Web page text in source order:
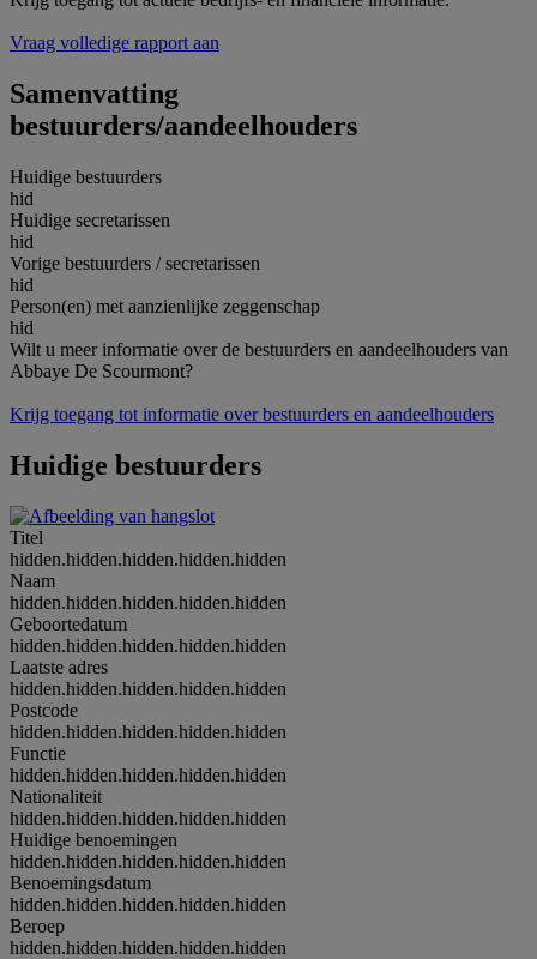
Vraag volledige rapport aan
Samenvatting
bestuurders/aandeelhouders
Huidige bestuurders
hid
Huidige secretarissen
hid
Vorige bestuurders / secretarissen
hid
Person(en) met aanzienlijke zeggenschap
hid
Wilt u meer informatie over de bestuurders en aandeelhouders van
Abbaye De Scourmont?
Krijg toegang tot informatie over bestuurders en aandeelhouders
Huidige bestuurders
Titel
hidden.hidden.hidden.hidden.hidden
Naam
hidden.hidden.hidden.hidden.hidden
Geboortedatum
hidden.hidden.hidden.hidden.hidden
Laatste adres
hidden.hidden.hidden.hidden.hidden
Postcode
hidden.hidden.hidden.hidden.hidden
Functie
hidden.hidden.hidden.hidden.hidden
Nationaliteit
hidden.hidden.hidden.hidden.hidden
Huidige benoemingen
hidden.hidden.hidden.hidden.hidden
Benoemingsdatum
hidden.hidden.hidden.hidden.hidden
Beroep
hidden.hidden.hidden.hidden.hidden